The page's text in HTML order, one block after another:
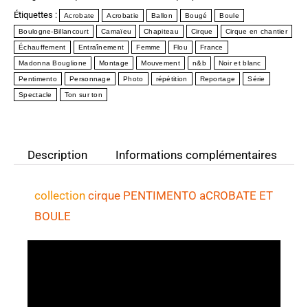
Étiquettes :
Acrobate Acrobatie Ballon Bougé Boule
Boulogne-Billancourt Camaïeu Chapiteau Cirque Cirque en chantier
Échauffement Entraînement Femme Flou France
Madonna Bouglione Montage Mouvement n&b Noir et blanc
Pentimento Personnage Photo répétition Reportage Série
Spectacle Ton sur ton
Description Informations complémentaires
collection cirque PENTIMENTO aCROBATE ET
BOULE